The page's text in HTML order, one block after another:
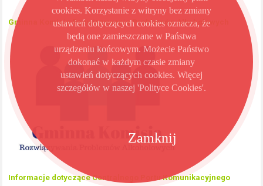
Gminna Komisja Rozwiązywania Problemów Alkoholowych
Informacje dotyczące Centralnego Portu Komunikacyjnego
Zamknij
cookies. Korzystanie z witryny bez zmiany
ustawień dotyczących cookies oznacza, że
będą one zamieszczane w Państwa
urządzeniu końcowym. Możecie Państwo
dokonać w każdym czasie zmiany
ustawień dotyczących cookies. Więcej
szczegółów w naszej 'Polityce Cookies'.